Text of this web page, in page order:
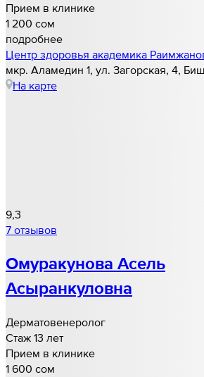
Прием в клинике
1 200 cом
подробнее
Центр здоровья академика
мкр. Аламедин 1, ул. Загорская, 4,
На карте
9,3
7 отзывов
Омуракунова Асель
Асыранкуловна
Дерматовенеролог
Стаж 13 лет
Прием в клинике
1 600 cом